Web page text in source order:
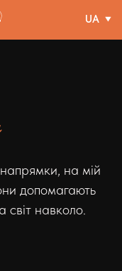
UA
на мій
допомагають
світ навколо.